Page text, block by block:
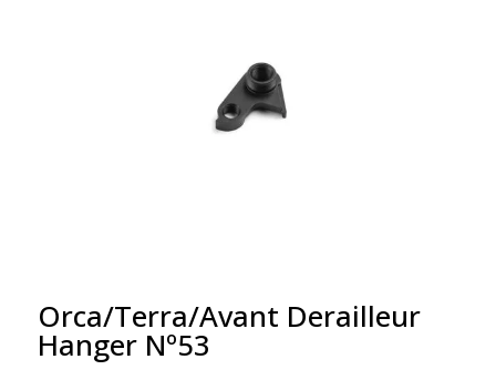
Orca/Terra/Avant Derailleur
Hanger Nº53